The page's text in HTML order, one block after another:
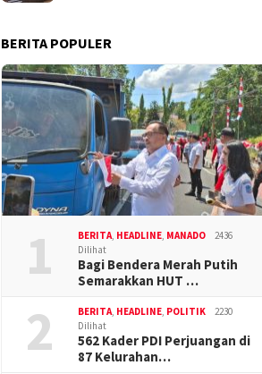
BERITA POPULER
1 BERITA, HEADLINE, MANADO
2436
Dilihat
Bagi Bendera Merah Putih
Semarakkan HUT …
2 BERITA, HEADLINE, POLITIK
2230
Dilihat
562 Kader PDI Perjuangan di
87 Kelurahan…